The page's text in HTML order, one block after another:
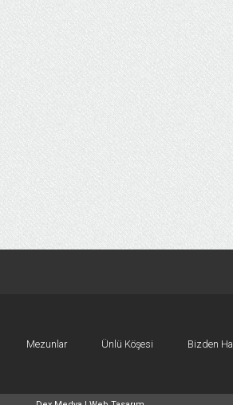
Mezunlar Ünlü Köşesi Bizden